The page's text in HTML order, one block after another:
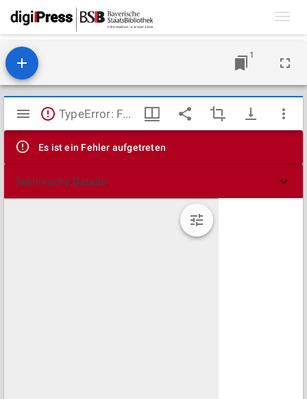
1
Mirador
Viewer
TypeError: Failed to fetch
Es ist ein Fehler aufgetreten
Technische Details